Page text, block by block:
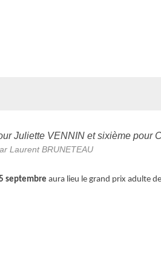
Juliette VENNIN et sixième pour
Laurent BRUNETEAU
septembre aura lieu le grand prix adulte de